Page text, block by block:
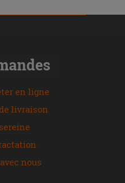
en ligne
livraison
nous